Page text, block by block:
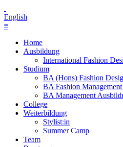
English
≡
Home
Ausbildung
International Fashion
Studium
BA (Hons) Fashion
BA Fashion
BA Management
College
Weiterbildung
Stylist:in
Summer Camp
Team